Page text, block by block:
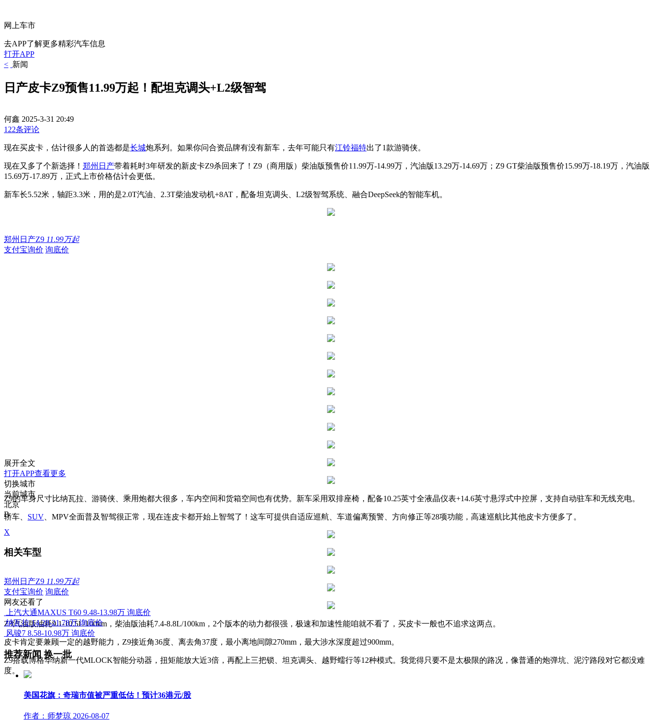
网上车市
去APP了解更多精彩汽车信息
打开APP
< 新闻
日产皮卡Z9预售11.99万起！配坦克调头+L2级智驾
何鑫 2025-3-31 20:49
122条评论
现在买皮卡，估计很多人的首选都是长城炮系列。如果你问合资品牌有没有新车，去年可能只有江铃福特出了1款游骑侠。
现在又多了个新选择！ 郑州日产带着耗时3年研发的新皮卡Z9杀回来了！Z9（商用版）柴油版预售价11.99万-14.99万，汽油版13.29万-14.69万；Z9 GT柴油版预售价15.99万-18.19万，汽油版
15.69万-17.89万，正式上市价格估计会更低。
新车长5.52米，轴距3.3米，用的是2.0T汽油、2.3T柴油发动机+8AT，配备坦克调头、L2级智驾系统、融合DeepSeek的智能车机。
郑州日产Z9 11.99万起
支付宝询价 询底价
Z9的车身尺寸比纳瓦拉、游骑侠、乘用炮都大很多，车内空间和货箱空间也有优势。新车采用双排座椅，配备10.25英寸全液晶仪表+14.6英寸悬浮式中控屏，支持自动驻车和无线充电。
轿车、 SUV 、MPV全面普及智驾很正常，现在连皮卡都开始上智驾了！这车可提供自适应巡航、车道偏离预警、方向修正等28项功能，高速巡航比其他皮卡方便多了。
Z9汽油版油耗9.1-10.5L/100km，柴油版油耗7.4-8.8L/100km，2个版本的动力都很强，极速和加速性能咱就不看了，买皮卡一般也不追求这两点。
皮卡肯定要兼顾一定的越野能力，Z9接近角36度、离去角37度，最小离地间隙270mm，最大涉水深度超过900mm。
Z9搭载博格华纳新一代MLOCK智能分动器，扭矩能放大近3倍，再配上三把锁、坦克调头、越野蠕行等12种模式。我觉得只要不是太极限的路况，像普通的炮弹坑、泥泞路段对它都没难
度。
展开全文
打开APP查看更多
切换城市
当前城市
北京
B
X
相关车型
郑州日产Z9 11.99万起
支付宝询价 询底价
网友还看了
上汽大通MAXUS T60 9.48-13.98万 询底价
纳瓦拉 14.28-21.78万 询底价
风骏7 8.58-10.98万 询底价
推荐新闻 换一批
美国花旗：奇瑞市值被严重低估！预计36港元/股
作者：师梦琼 2026-08-07